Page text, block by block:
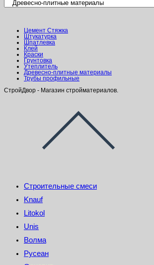
Цемент Стяжка
Штукатурка
Шпатлевка
Клей
Краски
Грунтовка
Утеплитель
Древесно-плитные материалы
Трубы профильные
СтройДвор - Магазин стройматериалов.
Строительные смеси
Knauf
Litokol
Unis
Волма
Русеан